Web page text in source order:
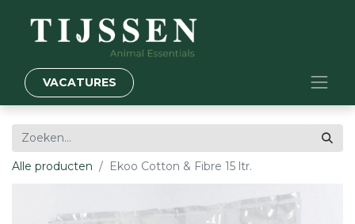
VACATURES
Alle producten Ekoo Cotton & Fibre 15 ltr.